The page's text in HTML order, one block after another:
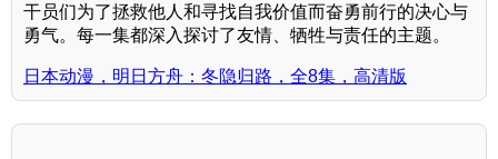
干员们为了拯救他人和寻找自我价值而奋勇前行的决心与
勇气。每一集都深入探讨了友情、牺牲与责任的主题。
日本动漫，明日方舟：冬隐归路，全8集，高清版